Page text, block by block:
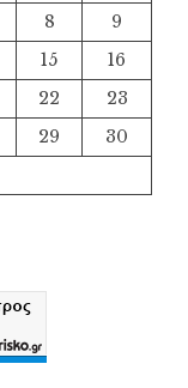
8
9
15
16
22
23
29
30